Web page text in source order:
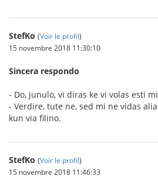
StefKo (Voir le profil)
15 novembre 2018 11:30:10
Sincera respondo
- Do, junulo, vi diras ke vi volas esti
- Verdire, tute ne, sed mi ne vidas
kun via filino.
StefKo (Voir le profil)
15 novembre 2018 11:46:33